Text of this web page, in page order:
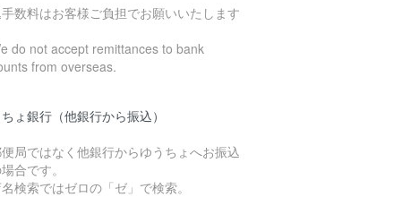
数料はお客様ご負担でお願いいたします
do not accept remittances to bank
from overseas.
ょ銀行（他銀行から振込）
便局ではなく他銀行からゆうちょへお振込
合です。
検索ではゼロの「ゼ」で検索。